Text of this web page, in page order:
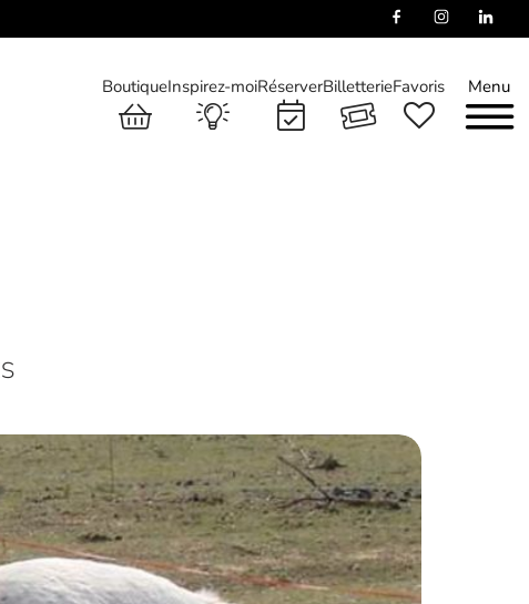
Menu
BoutiqueInspirez-moiRéserverBilletterieFavoris